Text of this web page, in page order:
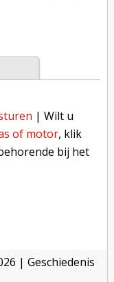
| Wilt u
of motor, klik
bij het
| Geschiedenis